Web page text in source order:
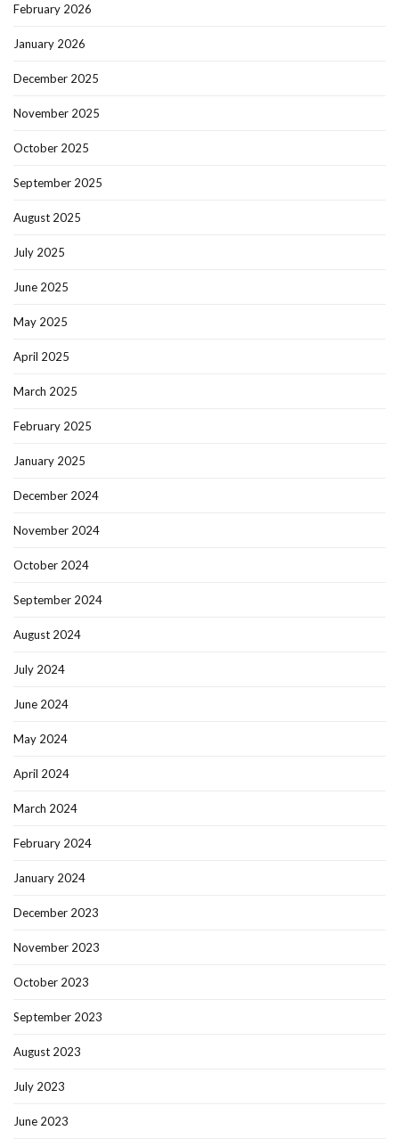
February 2026
January 2026
December 2025
November 2025
October 2025
September 2025
August 2025
July 2025
June 2025
May 2025
April 2025
March 2025
February 2025
January 2025
December 2024
November 2024
October 2024
September 2024
August 2024
July 2024
June 2024
May 2024
April 2024
March 2024
February 2024
January 2024
December 2023
November 2023
October 2023
September 2023
August 2023
July 2023
June 2023